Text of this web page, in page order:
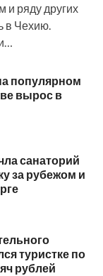
ряду других
в Чехию.
популярном
вырос в
санаторий
за рубежом и
туристке по
рублей